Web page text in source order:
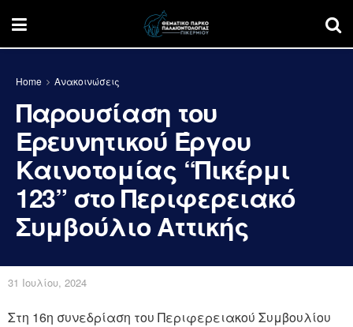
Home Ανακοινώσεις
Παρουσίαση του
Ερευνητικού Έργου
Καινοτομίας “Πικέρμι
123” στο Περιφερειακό
Συμβούλιο Αττικής
31 Ιουλίου, 2024
Στη 16η συνεδρίαση του Περιφερειακού Συμβουλίου